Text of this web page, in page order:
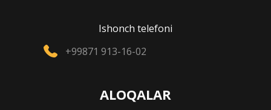
Ishonch telefoni
+99871 913-16-02
ALOQALAR